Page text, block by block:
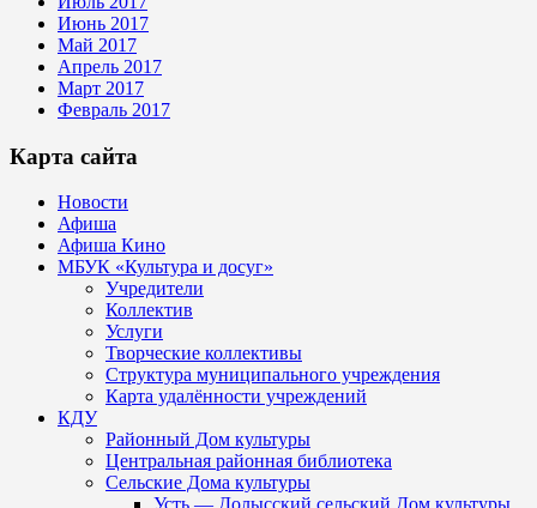
Июнь 2017
Май 2017
Апрель 2017
Март 2017
Февраль 2017
Карта сайта
Новости
Афиша
Афиша Кино
МБУК «Культура и досуг»
Учредители
Коллектив
Услуги
Творческие коллективы
Структура муниципального учреждения
Карта удалённости учреждений
КДУ
Районный Дом культуры
Центральная районная библиотека
Сельские Дома культуры